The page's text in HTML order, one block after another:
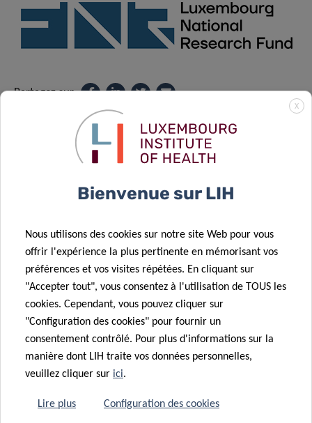
Partagez sur
Protection des données
En savoir plus sur la « Notice sur la protection des données
gestion des événements ».
CONFIDENTIALITÉ DES DONNÉES
X
Bienvenue sur LIH
Nous utilisons des cookies sur notre site Web pour vous
offrir l'expérience la plus pertinente en mémorisant vos
préférences et vos visites répétées. En cliquant sur
"Accepter tout", vous consentez à l'utilisation de TOUS les
cookies. Cependant, vous pouvez cliquer sur
"Configuration des cookies" pour fournir un
consentement contrôlé. Pour plus d'informations sur la
manière dont LIH traite vos données personnelles,
veuillez cliquer sur ici.
Lire plus Configuration des cookies